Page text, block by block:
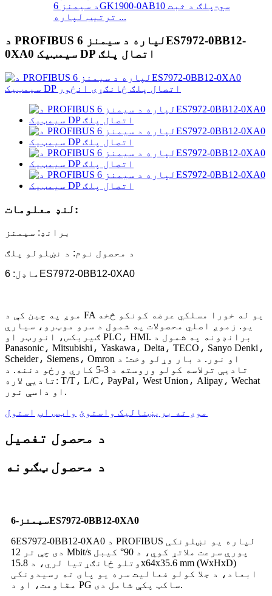
د سیمنز 6GK1900-0AB10 سي-پلګ د ثبت
ترتیب لپاره ...
د PROFIBUS لپاره د سیمنز 6ES7972-0BB12-
0XA0 سیمټیک DP اتصال پلګ
لنډ معلومات:
برانډ: سیمنز
د محصول نوم: د نښلولو پلګ
ماډل: 6ES7972-0BB12-0XA0
موږ په چین کې د FA یو له خورا مسلکي عرضه کونکو څخه
یو. زموږ اصلي محصولات په شمول د سرو موټرو، سیارې
ګیربکس، انورټر او PLC، HMI. برانډونه په شمول د
Panasonic، Mitsubishi، Yaskawa، Delta، TECO، Sanyo Denki،
Scheider، Siemens، Omron او نور. د بار وړلو وخت: د
تادیې ترلاسه کولو وروسته د 3-5 کاري ورځو دننه. د
تادیې لاره: T/T، L/C، PayPal، West Union، Alipay، Wechat
او داسې نور.
موږ ته بریښنالیک واستوئ واټس اپ استول
د محصول تفصیل
د محصول ټګونه
سیمنز-6ES7972-0BB12-0XA0
6ES7972-0BB12-0XA0 د PROFIBUS لپاره یو نښلونکی
دی چې تر 12 Mbit/s پورې سرعت ملاتړ کوي، د 90° کیبل
وتلو ځانګړتیا لري، د 15.8x64x35.6 mm (WxHxD)
ابعاد، د جلا کولو فعالیت سره یو پای ته رسیدونکی
مقاومت، او د PG ساکټ پکې شامل دی.